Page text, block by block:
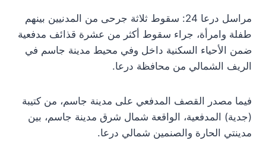
مراسل درعا 24: سقوط ثلاثة جرحى من المدنيين بينهم
طفلة وامرأة، جراء سقوط أكثر من عشرة قذائف مدفعية
ضمن الأحياء السكنية داخل وفي محيط مدينة جاسم في
الريف الشمالي من محافظة درعا.
فيما مصدر القصف المدفعي على مدينة جاسم، من كتيبة
(جدية) المدفعية، الواقعة شمال شرق مدينة جاسم، بين
مدينتي الحارة والصنمين شمالي درعا.